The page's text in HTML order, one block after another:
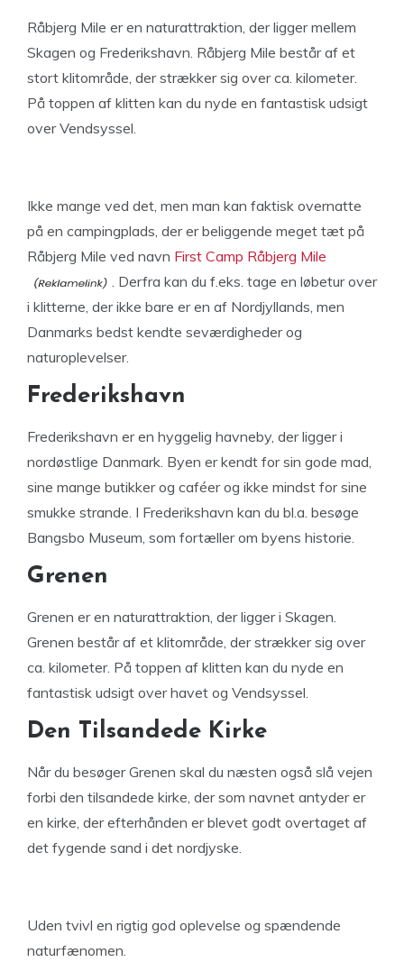
Råbjerg Mile er en naturattraktion, der ligger mellem
Skagen og Frederikshavn. Råbjerg Mile består af et
stort klitområde, der strækker sig over ca. kilometer.
På toppen af klitten kan du nyde en fantastisk udsigt
over Vendsyssel.
Ikke mange ved det, men man kan faktisk overnatte
på en campingplads, der er beliggende meget tæt på
Råbjerg Mile ved navn First Camp Råbjerg Mile
. Derfra kan du f.eks. tage en løbetur over
i klitterne, der ikke bare er en af Nordjyllands, men
Danmarks bedst kendte seværdigheder og
naturoplevelser.
Frederikshavn
Frederikshavn er en hyggelig havneby, der ligger i
nordøstlige Danmark. Byen er kendt for sin gode mad,
sine mange butikker og caféer og ikke mindst for sine
smukke strande. I Frederikshavn kan du bl.a. besøge
Bangsbo Museum, som fortæller om byens historie.
Grenen
Grenen er en naturattraktion, der ligger i Skagen.
Grenen består af et klitområde, der strækker sig over
ca. kilometer. På toppen af klitten kan du nyde en
fantastisk udsigt over havet og Vendsyssel.
Den Tilsandede Kirke
Når du besøger Grenen skal du næsten også slå vejen
forbi den tilsandede kirke, der som navnet antyder er
en kirke, der efterhånden er blevet godt overtaget af
det fygende sand i det nordjyske.
Uden tvivl en rigtig god oplevelse og spændende
naturfænomen.